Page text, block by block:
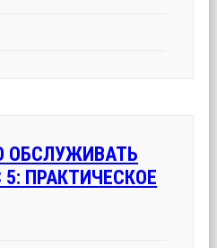
ОБСЛУЖИВАТЬ
ПРАКТИЧЕСКОЕ